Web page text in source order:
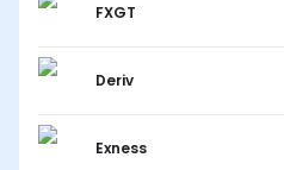
FXGT
Deriv
Exness